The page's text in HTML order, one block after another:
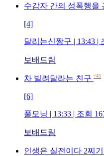
수감자 간의 성폭행을
[4]
달리는신짱구 | 13:43 |
보배드림
차 빌려달라는 친구 +45
[6]
풀모닝 | 13:33 | 조회
보배드림
인생은 실전이다 2찌